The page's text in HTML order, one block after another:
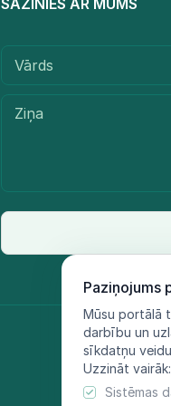
Paziņojums
Mūsu portālā
darbību un
sīkdatņu
Uzzināt vairāk:
Sistēmas
SAZINIES AR MUMS